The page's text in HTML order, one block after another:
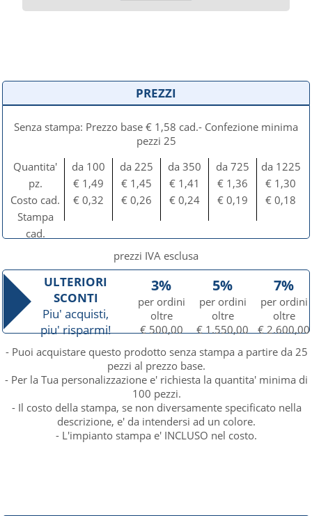
PREZZI
Senza stampa: Prezzo base € 1,58 cad.- Confezione minima
pezzi 25
Quantita'
pz.
Costo cad.
Stampa
cad.
da 100
€ 1,49
€ 0,32
da 225
€ 1,45
€ 0,26
da 350
€ 1,41
€ 0,24
da 725
€ 1,36
€ 0,19
da 1225
€ 1,30
€ 0,18
prezzi IVA esclusa
ULTERIORI
SCONTI
Piu' acquisti,
piu' risparmi!
3%
per ordini
oltre
€ 500,00
5%
per ordini
oltre
€ 1.550,00
7%
per ordini
oltre
€ 2.600,00
- Puoi acquistare questo prodotto senza stampa a partire da 25
pezzi al prezzo base.
- Per la Tua personalizzazione e' richiesta la quantita' minima di
100 pezzi.
- Il costo della stampa, se non diversamente specificato nella
descrizione, e' da intendersi ad un colore.
- L'impianto stampa e' INCLUSO nel costo.